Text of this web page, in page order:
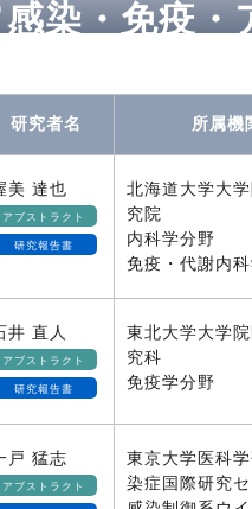
感染・免疫・
研究者名 所属機
美 達也
アブストラクト
研究報告書
北海道大学大
究院
内科学分野
免疫・代謝内
井 直人
アブストラクト
研究報告書
東北大学大学
究科
免疫学分野
戸 猛志
アブストラクト
東京大学医科
染症国際研究